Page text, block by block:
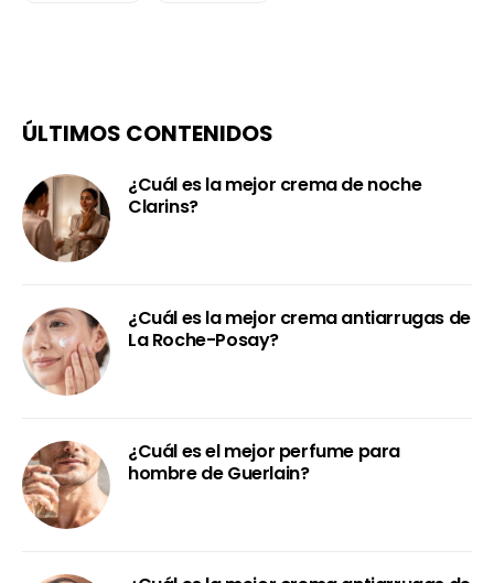
ÚLTIMOS CONTENIDOS
¿Cuál es la mejor crema de noche
Clarins?
¿Cuál es la mejor crema antiarrugas de
La Roche-Posay?
¿Cuál es el mejor perfume para
hombre de Guerlain?